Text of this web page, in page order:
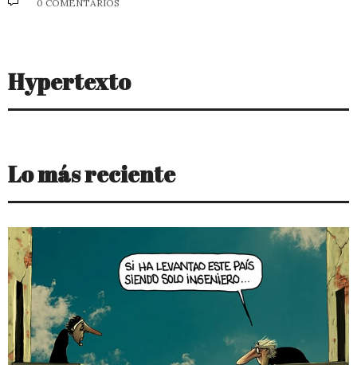
0 COMENTARIOS
Hypertexto
Lo más reciente